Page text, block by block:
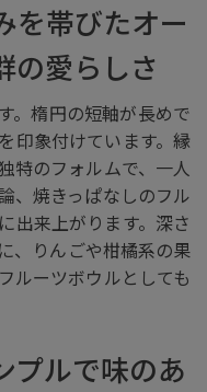
を帯びたオー
の愛らしさ
。楕円の短軸が長めで
印象付けています。縁
特のフォルムで、一人
、焼きっぱなしのフル
出来上がります。深さ
、りんごや柑橘系の果
ルーツボウルとしても
プルで味のあ